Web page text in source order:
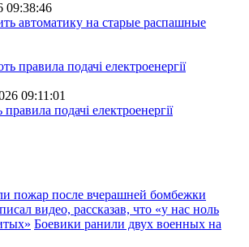
09:38:46
автоматику на старые распашные
09:11:01
подачі електроенергії
пожар после вчерашней бомбежки
видео, рассказав, что «у нас ноль
Боевики ранили двух военных на